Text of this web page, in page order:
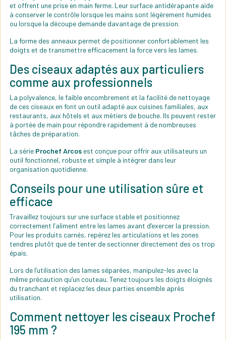
et offrent une prise en main ferme. Leur surface antidérapante aide
à conserver le contrôle lorsque les mains sont légèrement humides
ou lorsque la découpe demande davantage de pression.
La forme des anneaux permet de positionner confortablement les
doigts et de transmettre efficacement la force vers les lames.
Des ciseaux adaptés aux particuliers
comme aux professionnels
La polyvalence, le faible encombrement et la facilité de nettoyage
de ces ciseaux en font un outil adapté aux cuisines familiales, aux
restaurants, aux hôtels et aux métiers de bouche. Ils peuvent rester
à portée de main pour répondre rapidement à de nombreuses
tâches de préparation.
La série Prochef Arcos est conçue pour offrir aux utilisateurs un
outil fonctionnel, robuste et simple à intégrer dans leur
organisation quotidienne.
Conseils pour une utilisation sûre et
efficace
Travaillez toujours sur une surface stable et positionnez
correctement l’aliment entre les lames avant d’exercer la pression.
Pour les produits carnés, repérez les articulations et les zones
tendres plutôt que de tenter de sectionner directement des os trop
épais.
Lors de l’utilisation des lames séparées, manipulez-les avec la
même précaution qu’un couteau. Tenez toujours les doigts éloignés
du tranchant et replacez les deux parties ensemble après
utilisation.
Comment nettoyer les ciseaux Prochef
195 mm ?